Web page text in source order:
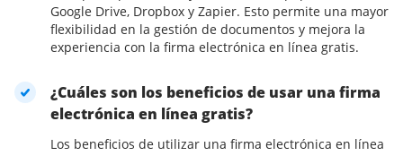
Google Drive, Dropbox y Zapier. Esto permite una mayor
flexibilidad en la gestión de documentos y mejora la
experiencia con la firma electrónica en línea gratis.
¿Cuáles son los beneficios de usar una firma
electrónica en línea gratis?
Los beneficios de utilizar una firma electrónica en línea